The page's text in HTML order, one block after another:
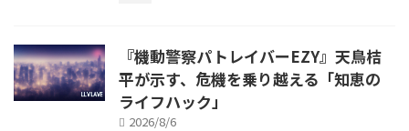
『機動警察パトレイバーEZY』天鳥桔
平が示す、危機を乗り越える「知恵の
ライフハック」
2026/8/6